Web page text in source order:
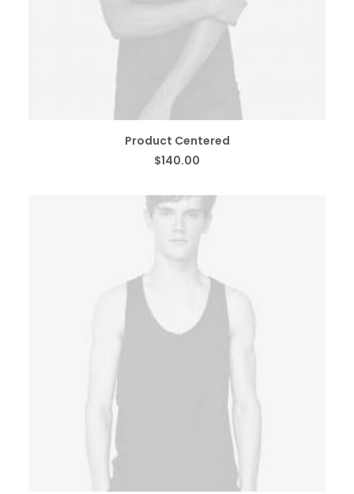
IN DEN WARENKORB
Product Centered
$140.00